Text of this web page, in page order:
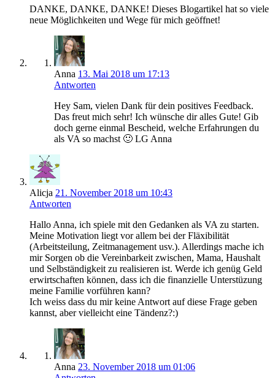
Serie
DANKE, DANKE, DANKE! Dieses Blogartikel hat so viele
neue Möglichkeiten und Wege für mich geöffnet!
Anna 13. Mai 2018 um 17:13
Antworten
Hey Sam, vielen Dank für dein positives Feedback.
Das freut mich sehr! Ich wünsche dir alles Gute! Gib
doch gerne einmal Bescheid, welche Erfahrungen du
als VA so machst 🙂 LG Anna
Alicja 21. November 2018 um 10:43
Antworten
Hallo Anna, ich spiele mit den Gedanken als VA zu starten.
Meine Motivation liegt vor allem bei der Fläxibilität
(Arbeitsteilung, Zeitmanagement usv.). Allerdings mache ich
mir Sorgen ob die Vereinbarkeit zwischen, Mama, Haushalt
und Selbständigkeit zu realisieren ist. Werde ich genüg Geld
erwirtschaften können, dass ich die finanzielle Unterstüzung
meine Familie vorführen kann?
Ich weiss dass du mir keine Antwort auf diese Frage geben
kannst, aber vielleicht eine Tändenz?:)
Anna 23. November 2018 um 01:06